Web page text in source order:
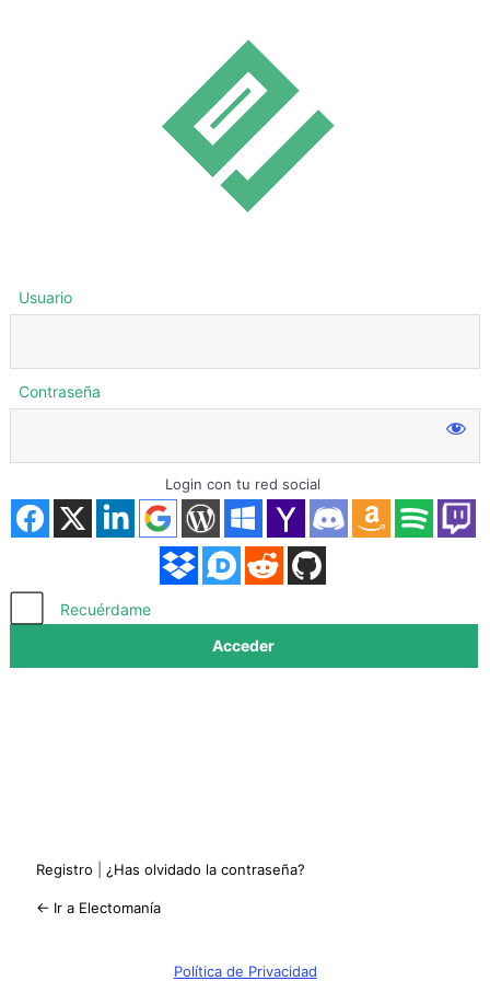
Acceder
Usuario
Contraseña
Login con tu red social
Recuérdame
Registro ¿Has olvidado la contraseña?
← Ir a Electomanía
Política de Privacidad